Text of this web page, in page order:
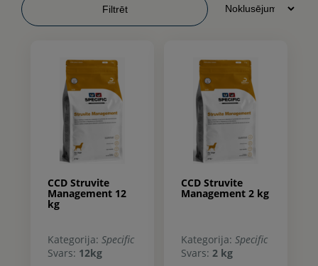
Filtrēt
CCD Struvite
Management 12
kg
Kategorija: Specific
Svars: 12kg
CCD Struvite
Management 2 kg
Kategorija: Specific
Svars: 2 kg